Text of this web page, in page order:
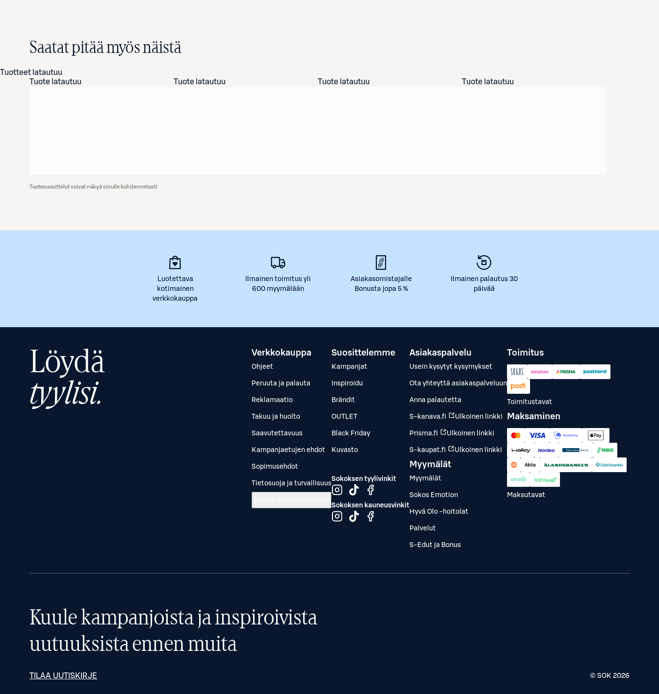
Saatat pitää myös näistä
Tuotteet latautuu
Tuote latautuu
Tuote latautuu Tuote latautuu Tuote latautuu
Tuotesuosittelut voivat näkyä sinulle kohdennetusti
Luotettava
kotimainen
verkkokauppa
Ilmainen toimitus yli
600 myymälään
Asiakasomistajalle
Bonusta jopa 5 %
Ilmainen palautus 30
päivää
Löydä
tyylisi.
Verkkokauppa
Ohjeet
Peruuta ja palauta
Reklamaatio
Takuu ja huolto
Saavutettavuus
Kampanjaetujen ehdot
Sopimusehdot
Tietosuoja ja turvallisuus
Suosittelemme
Kampanjat
Inspiroidu
Brändit
OUTLET
Black Friday
Kuvasto
Sokoksen tyylivinkit
Sokoksen kauneusvinkit
Asiakaspalvelu
Usein kysytyt kysymykset
Ota yhteyttä asiakaspalveluun
Anna palautetta
S-kanava.fi Ulkoinen linkki
Prisma.fi Ulkoinen linkki
S-kaupat.fi Ulkoinen linkki
Myymälät
Myymälät
Sokos Emotion
Hyvä Olo -hoitolat
Palvelut
S-Edut ja Bonus
Toimitus
Toimitustavat
Maksaminen
Maksutavat
Kuule kampanjoista ja inspiroivista
uutuuksista ennen muita
TILAA UUTISKIRJE © SOK 2026